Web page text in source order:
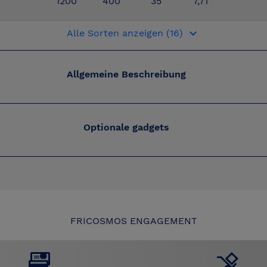
Alle Sorten anzeigen (16) keyboard_arrow_down
Allgemeine Beschreibung
Optionale gadgets
FRICOSMOS ENGAGEMENT